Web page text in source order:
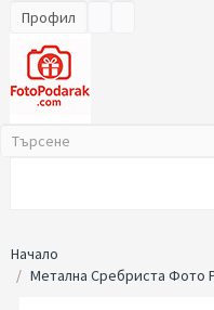
Профил
Начало
Метална Сребриста Фото